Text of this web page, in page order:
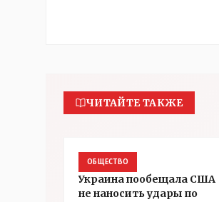
ЧИТАЙТЕ ТАКЖЕ
ОБЩЕСТВО
Украина пообещала США
не наносить удары по